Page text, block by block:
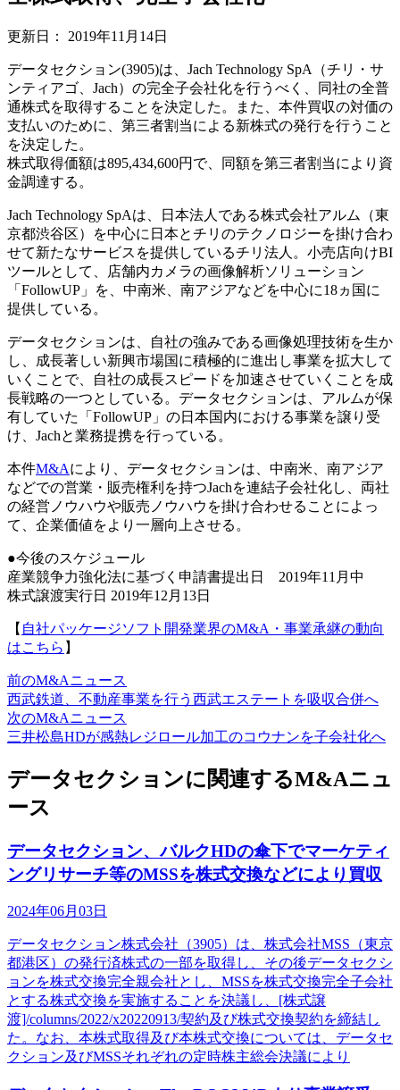
更新日： 2019年11月14日
データセクション(3905)は、Jach Technology SpA（チリ・サ
ンティアゴ、Jach）の完全子会社化を行うべく、同社の全普
通株式を取得することを決定した。また、本件買収の対価の
支払いのために、第三者割当による新株式の発行を行うこと
を決定した。
株式取得価額は895,434,600円で、同額を第三者割当により資
金調達する。
Jach Technology SpAは、日本法人である株式会社アルム（東
京都渋谷区）を中心に日本とチリのテクノロジーを掛け合わ
せて新たなサービスを提供しているチリ法人。小売店向けBI
ツールとして、店舗内カメラの画像解析ソリューション
「FollowUP」を、中南米、南アジアなどを中心に18ヵ国に
提供している。
データセクションは、自社の強みである画像処理技術を生か
し、成長著しい新興市場国に積極的に進出し事業を拡大して
いくことで、自社の成長スピードを加速させていくことを成
長戦略の一つとしている。データセクションは、アルムが保
有していた「FollowUP」の日本国内における事業を譲り受
け、Jachと業務提携を行っている。
本件M&Aにより、データセクションは、中南米、南アジア
などでの営業・販売権利を持つJachを連結子会社化し、両社
の経営ノウハウや販売ノウハウを掛け合わせることによっ
て、企業価値をより一層向上させる。
●今後のスケジュール
産業競争力強化法に基づく申請書提出日 2019年11月中
株式譲渡実行日 2019年12月13日
【 自社パッケージソフト開発業界のM&A・事業承継の動向
はこちら 】
前のM&Aニュース
西武鉄道、不動産事業を行う西武エステートを吸収合併へ
次のM&Aニュース
三井松島HDが感熱レジロール加工のコウナンを子会社化へ
データセクションに関連するM&Aニュ
ース
データセクション、バルクHDの傘下でマーケティ
ングリサーチ等のMSSを株式交換などにより買収
2024年06月03日
データセクション株式会社（3905）は、株式会社MSS（東京
都港区）の発行済株式の一部を取得し、その後データセクシ
ョンを株式交換完全親会社とし、MSSを株式交換完全子会社
とする株式交換を実施することを決議し、[株式譲
渡]/columns/2022/x20220913/契約及び株式交換契約を締結し
た。なお、本株式取得及び本株式交換については、データセ
クション及びMSSそれぞれの定時株主総会決議により